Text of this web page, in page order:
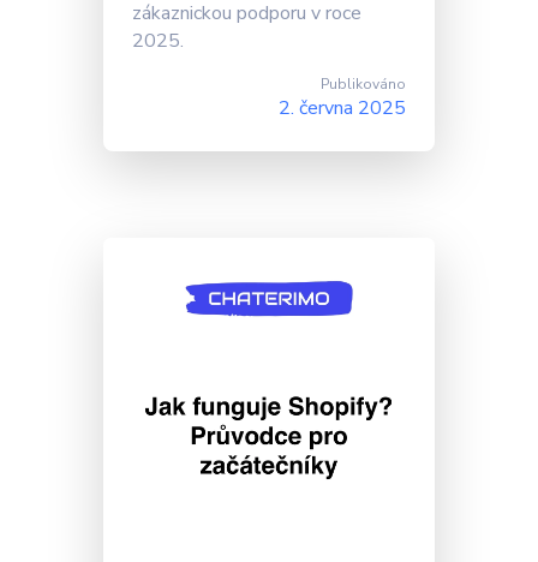
zákaznickou podporu v roce
2025.
Publikováno
2. června 2025